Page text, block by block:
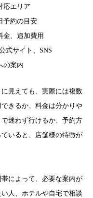
応エリア
予約の目安
金、追加費用
式サイト、SNS
の案内
見えても、実際には複数
きるか、料金は分かりや
迷わず行けるか、予約方
いると、店舗様の特徴が
によって、必要な案内が
人、ホテルや自宅で相談